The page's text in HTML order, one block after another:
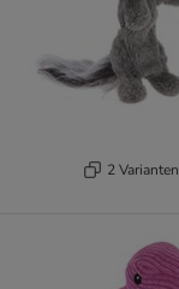
2 Varianten